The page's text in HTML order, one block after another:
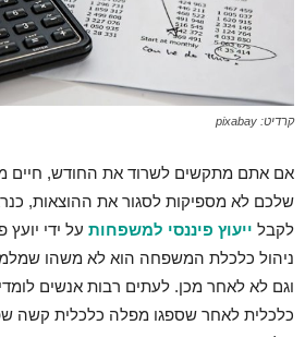
קרדיט: pixabay
אם אתם מתקשים לשרוד את החודש, חיים
שלכם לא מספיקות לסגור את ההוצאות,
לקבל ייעוץ פיננסי למשפחות על ידי
ניהול כלכלת המשפחה הוא לא משהו
וגם לא לאחר מכן. לעתים רבות אנשים
כלכלית לאחר שספגו מפלה כלכלית קשה